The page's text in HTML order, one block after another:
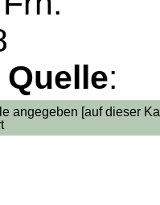
:
angegeben [auf dieser